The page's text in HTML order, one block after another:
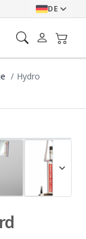
DE
Hydro
expand_more